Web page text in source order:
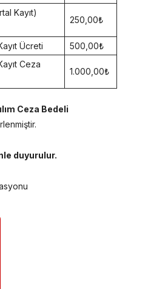
Kayıt)
250,00₺
Ücreti 500,00₺
Ceza
1.000,00₺
Ceza Bedeli
duyurulur.